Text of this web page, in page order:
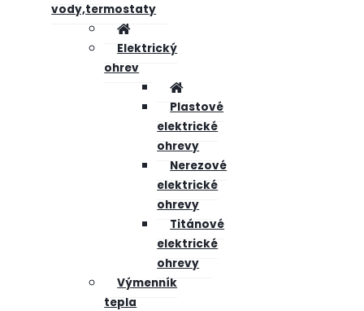
vody,termostaty
Elektrický
ohrev
Plastové
elektrické
ohrevy
Nerezové
elektrické
ohrevy
Titánové
elektrické
ohrevy
Výmenník
tepla